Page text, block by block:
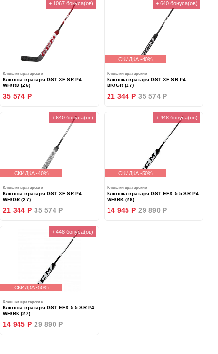
+ 1067 бонуса(ов)
Клюшки вратарские
Клюшка вратаря GST XF SR P4
WH/RD (26)
35 574 Р
СКИДКА -40%
+ 640 бонуса(ов)
Клюшки вратарские
Клюшка вратаря GST XF SR P4
BK/GR (27)
21 344 Р 35 574 Р
СКИДКА -40%
+ 640 бонуса(ов)
Клюшки вратарские
Клюшка вратаря GST XF SR P4
WH/GR (27)
21 344 Р 35 574 Р
СКИДКА -50%
+ 448 бонуса(ов)
Клюшки вратарские
Клюшка вратаря GST EFX 5.5 SR P4
WH/BK (26)
14 945 Р 29 890 Р
СКИДКА -50%
+ 448 бонуса(ов)
Клюшки вратарские
Клюшка вратаря GST EFX 5.5 SR P4
WH/BK (27)
14 945 Р 29 890 Р